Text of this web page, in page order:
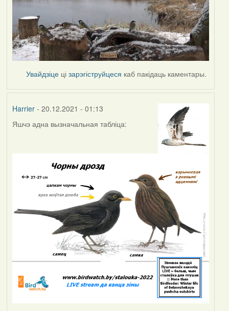
Увайдзіце цізарэгіструйцеся каб пакідаць каментары.
Harrier- 20.12.2021 - 01:13
Яшчэ адна вызначальная табліца: